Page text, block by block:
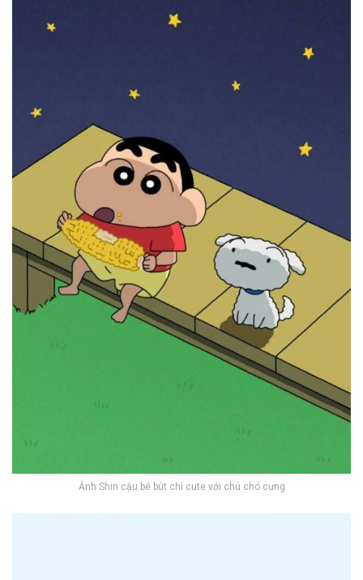
Ảnh Shin cậu bé bút chì cute với chú chó cưng